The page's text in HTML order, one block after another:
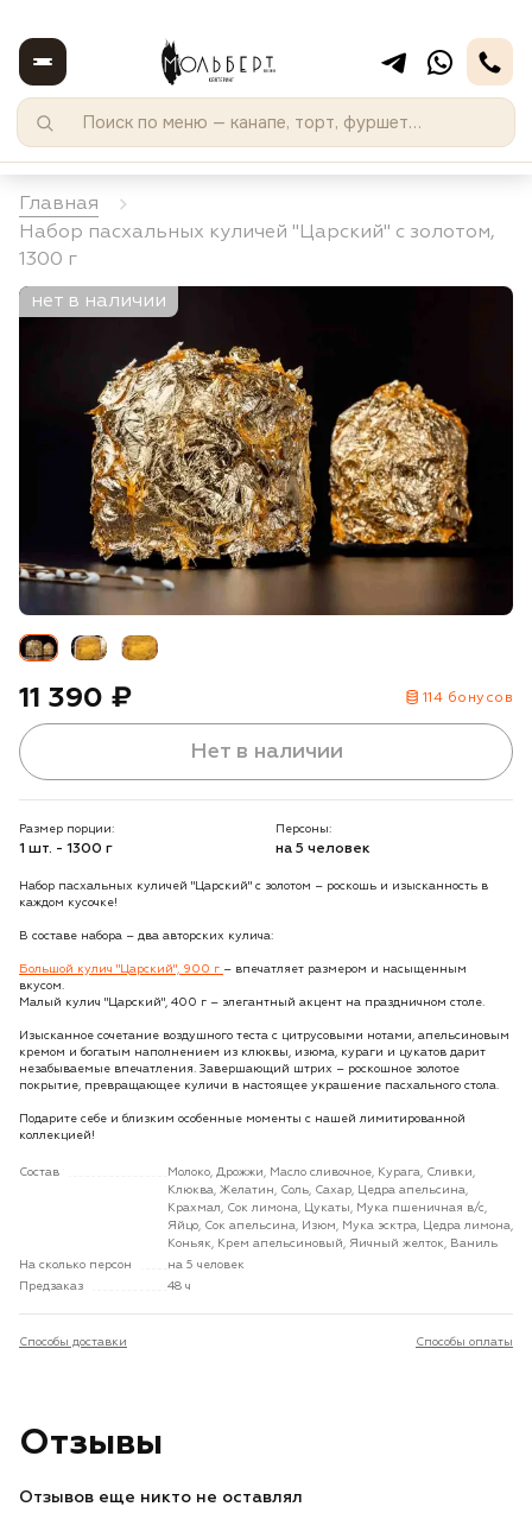
Главная
Набор пасхальных куличей "Царский" с золотом,
1300 г
нет в наличии
11 390 ₽ 114 бонусов
Нет в наличии
Размер порции:
1 шт. - 1300 г
Персоны:
на 5 человек
Набор пасхальных куличей "Царский" с золотом – роскошь и изысканность в
каждом кусочке!
В составе набора – два авторских кулича:
Большой кулич "Царский", 900 г – впечатляет размером и насыщенным
вкусом.
Малый кулич "Царский", 400 г – элегантный акцент на праздничном столе.
Изысканное сочетание воздушного теста с цитрусовыми нотами, апельсиновым
кремом и богатым наполнением из клюквы, изюма, кураги и цукатов дарит
незабываемые впечатления. Завершающий штрих – роскошное золотое
покрытие, превращающее куличи в настоящее украшение пасхального стола.
Подарите себе и близким особенные моменты с нашей лимитированной
коллекцией!
Состав
Молоко, Дрожжи, Масло сливочное, Курага, Сливки,
Клюква, Желатин, Соль, Сахар, Цедра апельсина,
Крахмал, Сок лимона, Цукаты, Мука пшеничная в/с,
Яйцо, Сок апельсина, Изюм, Мука эсктра, Цедра лимона,
Коньяк, Крем апельсиновый, Яичный желток, Ваниль
На сколько персон
на 5 человек
Предзаказ
48 ч
Способы доставки Способы оплаты
Отзывы
Отзывов еще никто не оставлял